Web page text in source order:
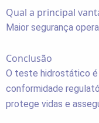
Qual a principal
Maior segurança
Conclusão
O teste hidrostático é
conformidade
protege vidas e